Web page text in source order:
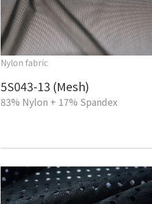
Nylon fabric
5S043-13 (Mesh)
83% Nylon + 17% Spandex